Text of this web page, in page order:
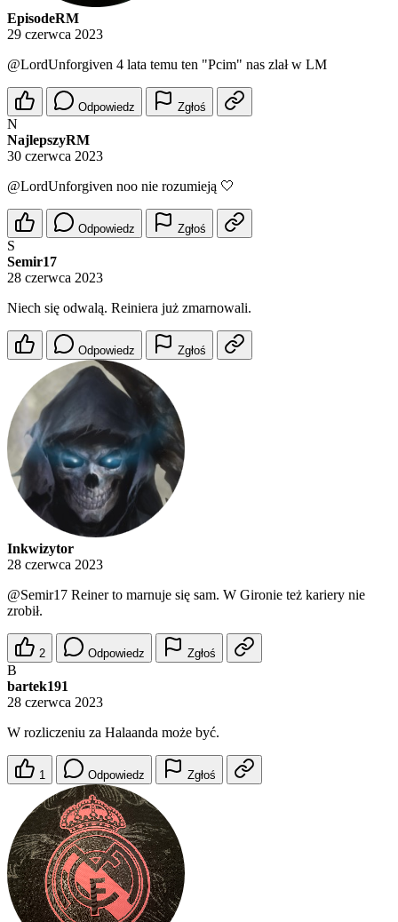
EpisodeRM
29 czerwca 2023
@LordUnforgiven 4 lata temu ten "Pcim" nas zlał w LM
Odpowiedz Zgłoś
N
NajlepszyRM
30 czerwca 2023
@LordUnforgiven noo nie rozumieją 🤍
Odpowiedz Zgłoś
S
Semir17
28 czerwca 2023
Niech się odwalą. Reiniera już zmarnowali.
Odpowiedz Zgłoś
Inkwizytor
28 czerwca 2023
@Semir17 Reiner to marnuje się sam. W Gironie też kariery nie
zrobił.
2 Odpowiedz Zgłoś
B
bartek191
28 czerwca 2023
W rozliczeniu za Halaanda może być.
1 Odpowiedz Zgłoś